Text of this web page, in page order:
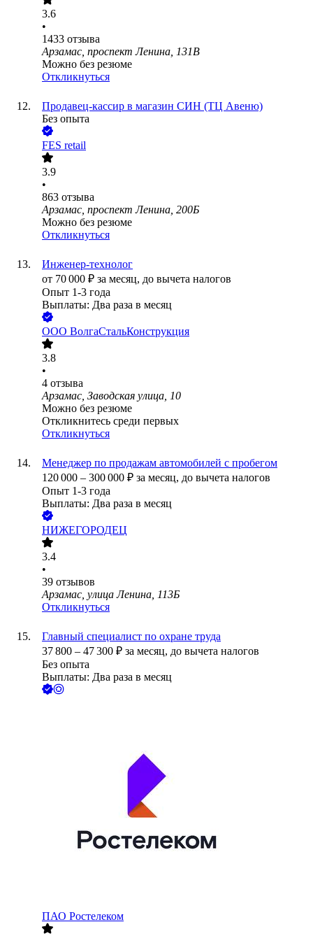
3.6
•
1433 отзыва
Арзамас, проспект Ленина, 131В
Можно без резюме
Откликнуться
Продавец-кассир в магазин СИН (ТЦ Авеню)
Без опыта
FES retail
3.9
•
863 отзыва
Арзамас, проспект Ленина, 200Б
Можно без резюме
Откликнуться
Инженер-технолог
от 70 000 ₽ за месяц, до вычета налогов
Опыт 1-3 года
Выплаты: Два раза в месяц
ООО ВолгаСтальКонструкция
3.8
•
4 отзыва
Арзамас, Заводская улица, 10
Можно без резюме
Откликнитесь среди первых
Откликнуться
Менеджер по продажам автомобилей с пробегом
120 000 – 300 000 ₽ за месяц, до вычета налогов
Опыт 1-3 года
Выплаты: Два раза в месяц
НИЖЕГОРОДЕЦ
3.4
•
39 отзывов
Арзамас, улица Ленина, 113Б
Откликнуться
Главный специалист по охране труда
37 800 – 47 300 ₽ за месяц, до вычета налогов
Без опыта
Выплаты: Два раза в месяц
ПАО Ростелеком